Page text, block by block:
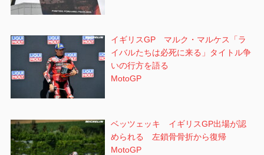
イギリスGP マルク・マルケス「ラ
イバルたちは必死に来る」タイトル争
いの行方を語る
MotoGP
ベッツェッキ イギリスGP出場が認
められる 左鎖骨骨折から復帰
MotoGP